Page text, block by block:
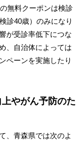
無料クーポンは検診
診40歳）のみになり
が受診率低下につな
、自治体によっては
ペーンを実施したり
やがん予防のた
、青森県では次のよ